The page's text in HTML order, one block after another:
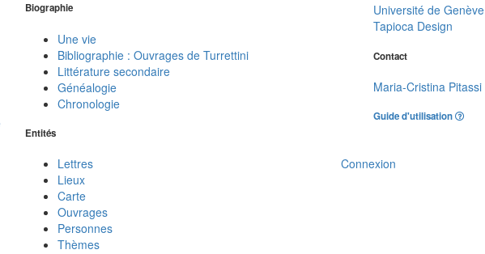
Biographie
Une vie
Bibliographie : Ouvrages de Turrettini
Littérature secondaire
Généalogie
Chronologie
Entités
Lettres
Lieux
Carte
Ouvrages
Personnes
Thèmes
Université de Genève
Tapioca Design
Contact
Maria-Cristina Pitassi
Guide d'utilisation
Connexion